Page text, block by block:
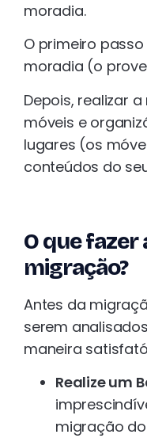
moradia.
O primeiro
moradia (o
Depois, realizar
móveis e
lugares (os
conteúdos do
O que fazer
migração?
Antes da
serem
maneira
Realize um
migração